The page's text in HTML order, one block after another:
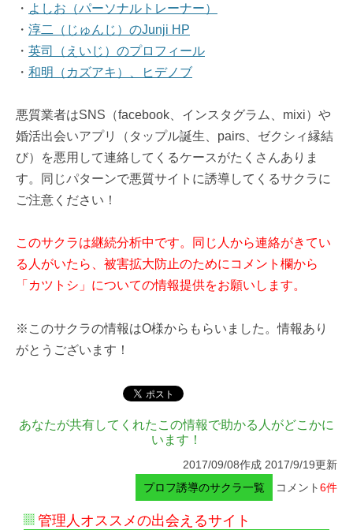
・ よしお（パーソナルトレーナー）
・ 淳二（じゅんじ）のJunji HP
・ 英司（えいじ）のプロフィール
・ 和明（カズアキ）、ヒデノブ
悪質業者はSNS（facebook、インスタグラム、mixi）や
婚活出会いアプリ（タップル誕生、pairs、ゼクシィ縁結
び）を悪用して連絡してくるケースがたくさんありま
す。同じパターンで悪質サイトに誘導してくるサクラに
ご注意ください！
このサクラは継続分析中です。同じ人から連絡がきてい
る人がいたら、被害拡大防止のためにコメント欄から
「カツトシ」についての情報提供をお願いします。
※このサクラの情報はO様からもらいました。情報あり
がとうございます！
あなたが共有してくれたこの情報で助かる人がどこかに
います！
2017/09/08作成 2017/9/19更新
プロフ誘導のサクラ一覧
コメント6件
管理人オススメの出会えるサイト